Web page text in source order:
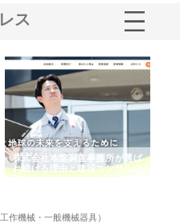
ス
株式会社地盤調査事務所が選ば
れ続ける理由と建設コンサルの
強み
作機械・一般機械器具）